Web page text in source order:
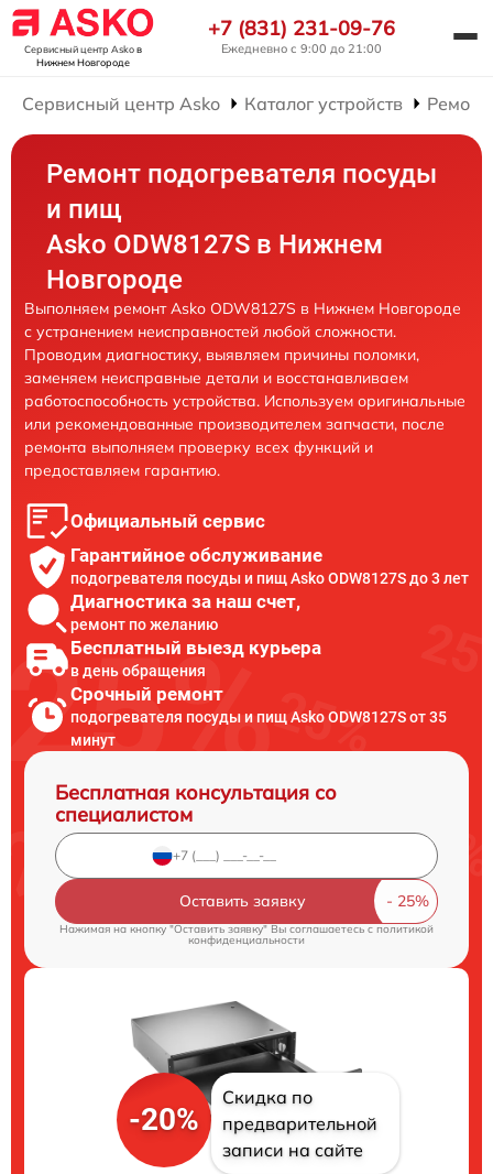
Сервисный центр Askoв
Нижнем Новгороде
+7 (831) 231-09-76
Ежедневно с 9:00 до 21:00
Сервисный центр Asko Каталог устройств
Ремонт подогревателя посуды
и пищ
Asko ODW8127S в Нижнем
Новгороде
Выполняем ремонт Asko ODW8127S в Нижнем Новгороде
с устранением неисправностей любой сложности.
Проводим диагностику, выявляем причины поломки,
заменяем неисправные детали и восстанавливаем
работоспособность устройства. Используем оригинальные
или рекомендованные производителем запчасти, после
ремонта выполняем проверку всех функций и
предоставляем гарантию.
Официальный сервис
Гарантийное обслуживание
подогревателя посуды и пищ Asko ODW8127S до 3 лет
Диагностика за наш счет,
ремонт по желанию
Бесплатный выезд курьера
в день обращения
Срочный ремонт
подогревателя посуды и пищ Asko ODW8127S от 35
минут
Бесплатная консультация со
специалистом
Оставить заявку
Нажимая на кнопку "Оставить заявку" Вы соглашаетесь cполитикой
конфиденциальности
-20%
Скидка по
предварительной
записи на сайте